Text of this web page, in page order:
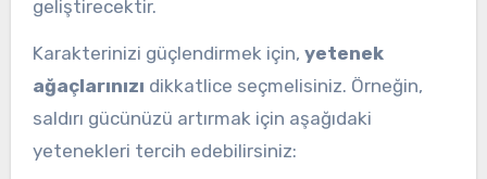
geliştirecektir.
Karakterinizi güçlendirmek için, yetenek
ağaçlarınızı dikkatlice seçmelisiniz. Örneğin,
saldırı gücünüzü artırmak için aşağıdaki
yetenekleri tercih edebilirsiniz: